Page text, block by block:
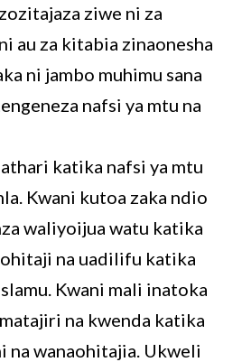
ziwe ni za
au za kitabia zinaonesha
ni jambo muhimu sana
nafsi ya mtu na
katika nafsi ya mtu
Kwani kutoa zaka ndio
waliyoijua watu katika
na uadilifu katika
Kwani mali inatoka
na kwenda katika
na wanaohitajia. Ukweli